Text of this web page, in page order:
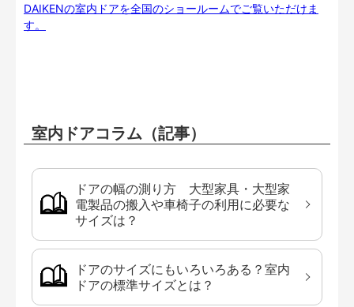
DAIKENの室内ドアを全国のショールームでご覧いただけま
す。
室内ドアコラム（記事）
ドアの幅の測り方 大型家具・大型家
電製品の搬入や車椅子の利用に必要な
サイズは？
ドアのサイズにもいろいろある？室内
ドアの標準サイズとは？